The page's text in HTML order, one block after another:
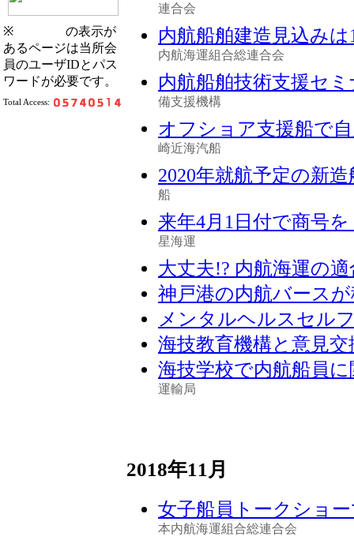
※
の表示が
あるページは当所会
員のユーザIDとパス
ワードが必要です。
Total Access:
連合会
内航船舶建造見込み
内航海運組合総連合会
内航船舶技術支援セ
備支援機構
オフショア支援船で
崎近海汽船
2020年就航予定の新
船
来年4月1日付で商号
星海運
大丈夫!? 内航海運の
神戸港の内航バース
メンタルヘルスセル
海技教育機構と意見交
海技学校で内航船員
運輸局
2018年11月
女子船員トークショ
本内航海運組合総連合会